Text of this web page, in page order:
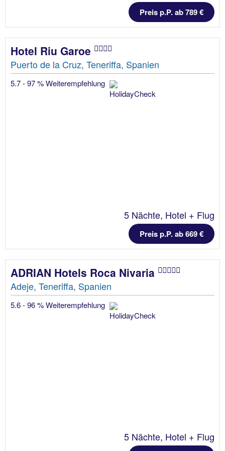
Preis p.P. ab 789 €
Hotel Riu Garoe
Puerto de la Cruz, Teneriffa, Spanien
5.7 - 97 % Weiterempfehlung
5 Nächte, Hotel + Flug
Preis p.P. ab 669 €
ADRIAN Hotels Roca Nivaria
Adeje, Teneriffa, Spanien
5.6 - 96 % Weiterempfehlung
5 Nächte, Hotel + Flug